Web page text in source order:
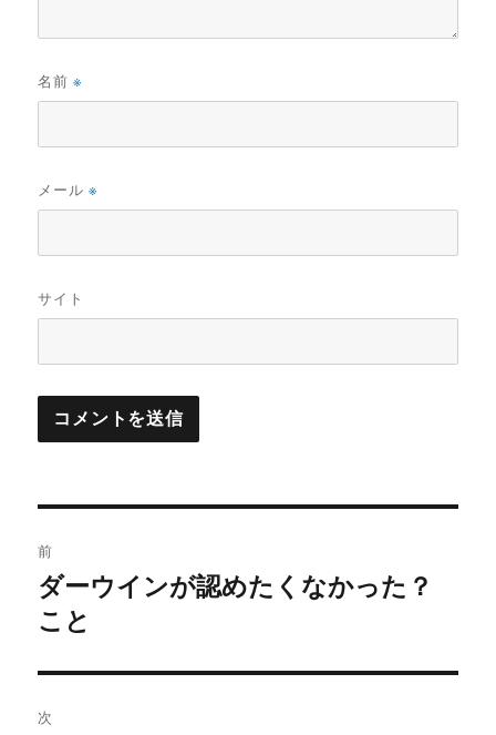
名前※
メール※
サイト
稿
ナ
ビ
ゲ
前
前
の
稿:
ダーウインが認めたくなかった？
こと
次